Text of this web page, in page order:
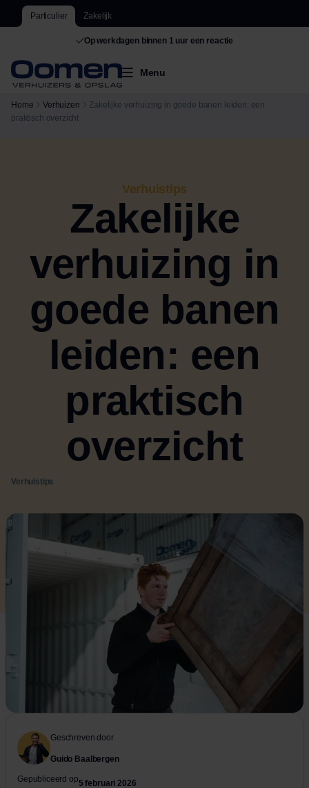
Particulier Zakelijk
Op werkdagen binnen 1 uur een reactie
Menu
Home Verhuizen
Zakelijke verhuizing in goede banen leiden: een
praktisch overzicht
Verhuistips
Zakelijke
verhuizing in
goede banen
leiden: een
praktisch
overzicht
Verhuistips
Geschreven door
Guido Baalbergen
Gepubliceerd op5 februari 2026